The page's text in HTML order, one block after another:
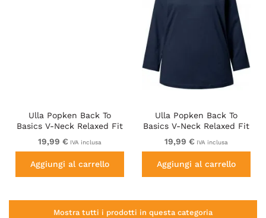
Ulla Popken Back To
Basics V-Neck Relaxed Fit
Cotton Tee Magenta Pink
19,99 € IVA inclusa
Aggiungi al carrello
Ulla Popken Back To
Basics V-Neck Relaxed Fit
Cotton Tee Navy Blue
19,99 € IVA inclusa
Aggiungi al carrello
Mostra tutti i prodotti in questa categoria